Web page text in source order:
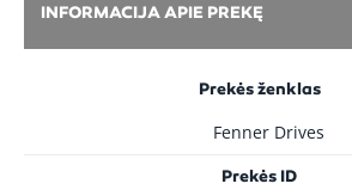
INFORMACIJA APIE PREKĘ
Prekės ženklas
Fenner Drives
Prekės ID